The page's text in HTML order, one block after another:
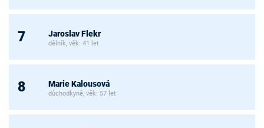
7 Jaroslav Flekr
dělník, věk: 41 let
8 Marie Kalousová
důchodkyně, věk: 57 let